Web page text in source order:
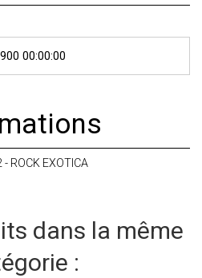
00:00:00
ROCK EXOTICA
dans la même
: